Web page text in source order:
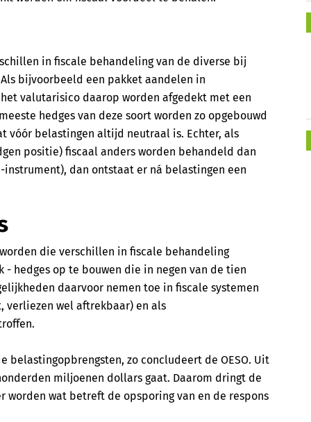
in fiscale behandeling van de diverse bij
bijvoorbeeld een pakket aandelen in
valutarisico daarop worden afgedekt met een
hedges van deze soort worden zo opgebouwd
belastingen altijd neutraal is. Echter, als
positie) fiscaal anders worden behandeld dan
dan ontstaat er ná belastingen een
die verschillen in fiscale behandeling
hedges op te bouwen die in negen van de tien
daarvoor nemen toe in fiscale systemen
verliezen wel aftrekbaar) en als
belastingopbrengsten, zo concludeert de OESO. Uit
miljoenen dollars gaat. Daarom dringt de
worden wat betreft de opsporing van en de respons